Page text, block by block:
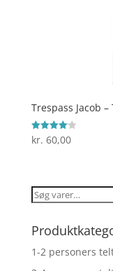
Trespass Jacob
Vurderet
4.1
kr. 60,00
Søg
1-2 personers